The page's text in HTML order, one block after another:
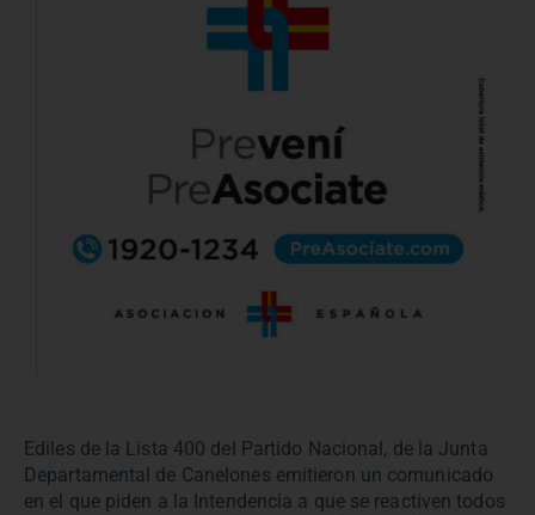
Ediles de la Lista 400 del Partido Nacional, de la Junta
Departamental de Canelones emitieron un comunicado
en el que piden a la Intendencia a que se reactiven todos